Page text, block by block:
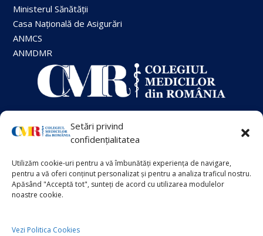
Setări privind
confidențialitatea
Utilizăm cookie-uri pentru a vă îmbunătăți experiența de navigare,
pentru a vă oferi conținut personalizat și pentru a analiza traficul nostru.
Apăsând "Acceptă tot", sunteți de acord cu utilizarea modulelor
noastre cookie.
Vezi Politica Cookies
Ministerul Sănătății
Casa Națională de Asigurări
ANMCS
ANMDMR
+40 21 413 88 00
VECHIUL SITE
Info Suplimentar
Politica de Confidențialitate